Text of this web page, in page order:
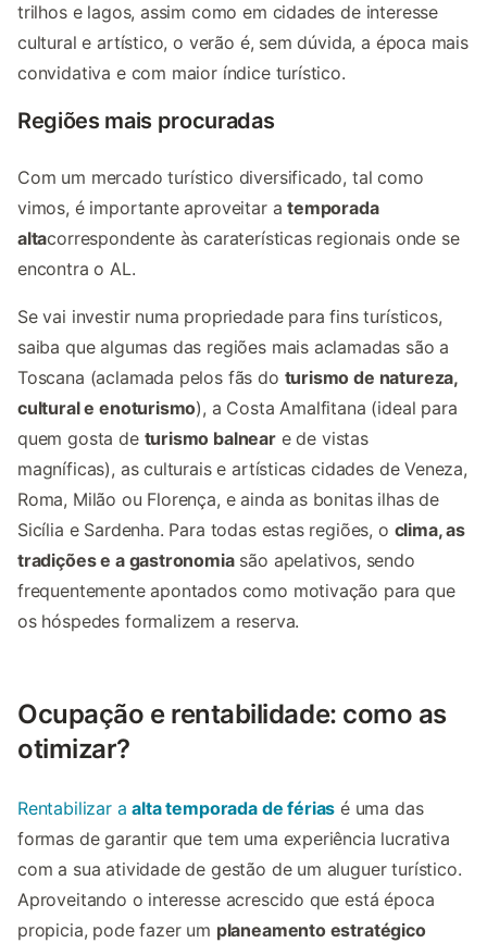
trilhos e lagos, assim como em cidades de interesse
cultural e artístico, o verão é, sem dúvida, a época mais
convidativa e com maior índice turístico.
Regiões mais procuradas
Com um mercado turístico diversificado, tal como
vimos, é importante aproveitar atemporada
altacorrespondente às caraterísticas regionais onde se
encontra o AL.
Se vai investir numa propriedade para fins turísticos,
saiba que algumas das regiões mais aclamadas são a
Toscana (aclamada pelos fãs do turismo de natureza,
cultural e enoturismo), a Costa Amalfitana (ideal para
quem gosta de turismo balneare de vistas
magníficas), as culturais e artísticas cidades de Veneza,
Roma, Milão ou Florença, e ainda as bonitas ilhas de
Sicília e Sardenha. Para todas estas regiões, o clima, as
tradições e a gastronomiasão apelativos, sendo
frequentemente apontados como motivação para que
os hóspedes formalizem a reserva.
Ocupação e rentabilidade: como as
otimizar?
Rentabilizar aalta temporada de férias é uma das
formas de garantir que tem uma experiência lucrativa
com a sua atividade de gestão de um aluguer turístico.
Aproveitando o interesse acrescido que está época
propicia, pode fazer um planeamento estratégico